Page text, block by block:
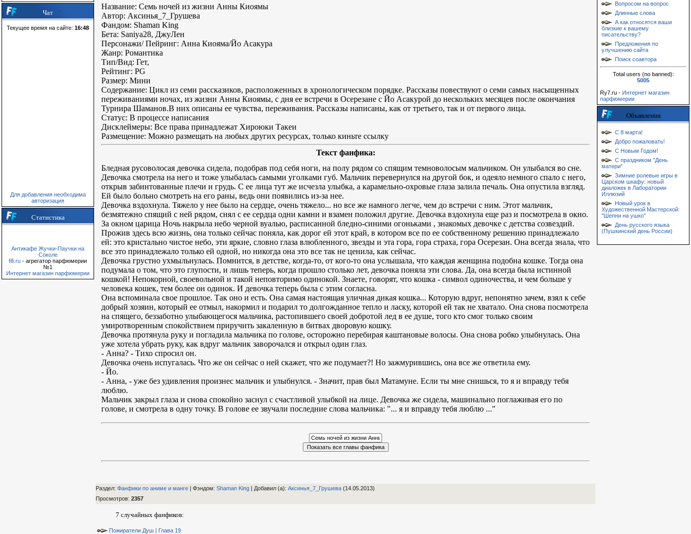
Чат
Текущее время на сайте: 16:48
Для добавления необходима
авторизация
Статистика
Антикафе Жучки-Паучки на
Соколе
fifi.ru - агрегатор парфюмерии
№1
Интернет магазин парфюмерии
Название: Семь ночей из жизни Анны Киоямы
Автор: Аксинья_7_Грушева
Фандом: Shaman King
Бета: Saniya28, ДжуЛен
Персонажи/ Пейринг: Анна Киояма/Йо Асакура
Жанр: Романтика
Тип/Вид: Гет,
Рейтинг: PG
Размер: Мини
Содержание: Цикл из семи рассказиков, расположенных в хронологическом порядке. Рассказы повествуют о семи самых насыщенных
переживаниями ночах, из жизни Анны Киоямы, с дня ее встречи в Осерезане с Йо Асакурой до нескольких месяцев после окончания
Турнира Шаманов.В них описаны ее чувства, переживания. Рассказы написаны, как от третьего, так и от первого лица.
Статус: В процессе написания
Дисклеймеры: Все права принадлежат Хироюки Такеи
Размещение: Можно размещать на любых других ресурсах, только киньте ссылку
Текст фанфика:
Бледная русоволосая девочка сидела, подобрав под себя ноги, на полу рядом со спящим темноволосым мальчиком. Он улыбался во сне.
Девочка смотрела на него и тоже улыбалась самыми уголками губ. Мальчик перевернулся на другой бок, и одеяло немного спало с него,
открыв забинтованные плечи и грудь. С ее лица тут же исчезла улыбка, а карамельно-охровые глаза залила печаль. Она опустила взгляд.
Ей было больно смотреть на его раны, ведь они появились из-за нее.
Девочка вздохнула. Тяжело у нее было на сердце, очень тяжело... но все же намного легче, чем до встречи с ним. Этот мальчик,
безмятежно спящий с ней рядом, снял с ее сердца одни камни и взамен положил другие. Девочка вздохнула еще раз и посмотрела в окно.
За окном царица Ночь накрыла небо черной вуалью, расписанной бледно-синими огоньками , знакомых девочке с детства созвездий.
Прожив здесь всю жизнь, она только сейчас поняла, как дорог ей этот край, в котором все по ее собственному решению принадлежало
ей: это кристально чистое небо, эти яркие, словно глаза влюбленного, звезды и эта гора, гора страха, гора Осерезан. Она всегда знала, что
все это принадлежало только ей одной, но никогда она это все так не ценила, как сейчас.
Девочка грустно ухмыльнулась. Помнится, в детстве, когда-то, от кого-то она услышала, что каждая женщина подобна кошке. Тогда она
подумала о том, что это глупости, и лишь теперь, когда прошло столько лет, девочка поняла эти слова. Да, она всегда была истинной
кошкой! Непокорной, своевольной и такой неповторимо одинокой. Знаете, говорят, что кошка - символ одиночества, и чем больше у
человека кошек, тем более он одинок. И девочка теперь была с этим согласна.
Она вспоминала свое прошлое. Так оно и есть. Она самая настоящая уличная дикая кошка... Которую вдруг, непонятно зачем, взял к себе
добрый хозяин, который ее отмыл, накормил и подарил то долгожданное тепло и ласку, которой ей так не хватало. Она снова посмотрела
на спящего, беззаботно улыбающегося мальчика, растопившего своей добротой лед в ее душе, того кто смог только своим
умиротворенным спокойствием приручить закаленную в битвах дворовую кошку.
Девочка протянула руку и погладила мальчика по голове, осторожно перебирая каштановые волосы. Она снова робко улыбнулась. Она
уже хотела убрать руку, как вдруг мальчик заворочался и открыл один глаз.
- Анна? - Тихо спросил он.
Девочка очень испугалась. Что же он сейчас о ней скажет, что же подумает?! Но зажмурившись, она все же ответила ему.
- Йо.
- Анна, - уже без удивления произнес мальчик и улыбнулся. - Значит, прав был Матамуне. Если ты мне снишься, то я и вправду тебя
люблю.
Мальчик закрыл глаза и снова спокойно заснул с счастливой улыбкой на лице. Девочка же сидела, машинально поглаживая его по
голове, и смотрела в одну точку. В голове ее звучали последние слова мальчика: "... я и вправду тебя люблю ..."
Раздел: Фанфики по аниме и манге | Фэндом: Shaman King | Добавил (а): Аксинья_7_Грушева (14.05.2013)
Просмотров: 2357
7 случайных фанфиков:
Пожиратели Душ | Глава 19
Вопросом на вопрос
Длинные слова
А как относятся ваши
близкие к вашему
писательству?
Предложения по
улучшению сайта
Поиск соавтора
Total users (no banned):
5005
Ry7.ru - Интернет магазин
парфюмерии
Объявления
С 8 марта!
Добро пожаловать!
С Новым Годом!
С праздником "День
матери"
Зимние ролевые игры в
Царском шкафу: новый
диаложек в Лаборатории
Иллюзий
Новый урок в
Художественной Мастерской:
"Шепни на ушко"
День русского языка
(Пушкинский день России)